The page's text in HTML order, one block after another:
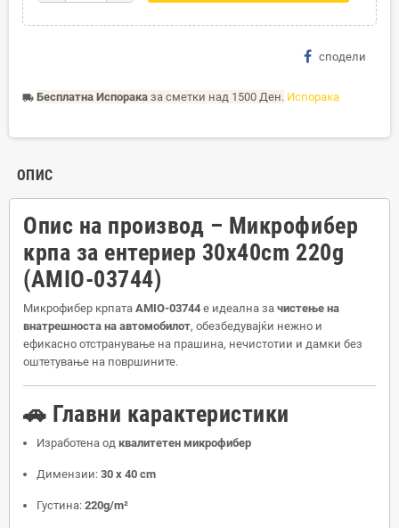
сподели
local_shipping Бесплатна Испорака за сметки над 1500 Ден. Испорака
ОПИС
Опис на производ – Микрофибер
крпа за ентериер 30x40cm 220g
(AMIO-03744)
Микрофибер крпата AMIO-03744 е идеална за чистење на
внатрешноста на автомобилот, обезбедувајќи нежно и
ефикасно отстранување на прашина, нечистотии и дамки без
оштетување на површините.
🚗 Главни карактеристики
Изработена од квалитетен микрофибер
Димензии: 30 x 40 cm
Густина: 220g/m²